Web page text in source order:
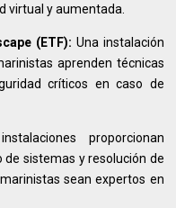
virtual y aumentada.
(ETF): Una instalación
aprenden técnicas
críticos en caso de
proporcionan
sistemas y resolución de
sean expertos en